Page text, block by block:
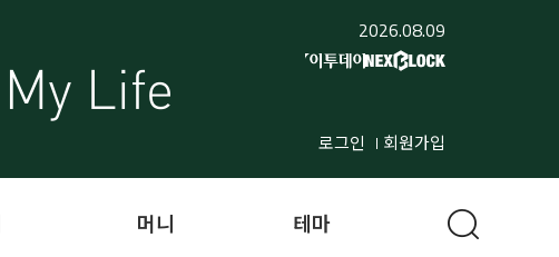
2026.08.09
로그인 회원가입
머니 테마